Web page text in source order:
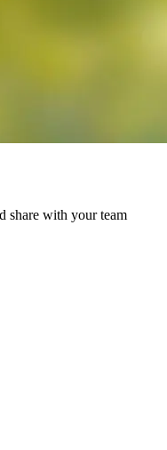
share with your team